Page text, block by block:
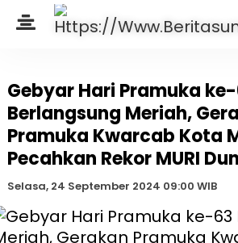
Gebyar Hari Pramuka
Berlangsung Meriah,
Pramuka Kwarcab Kota
Pecahkan Rekor MURI
Selasa, 24 September 2024 09:00 WIB